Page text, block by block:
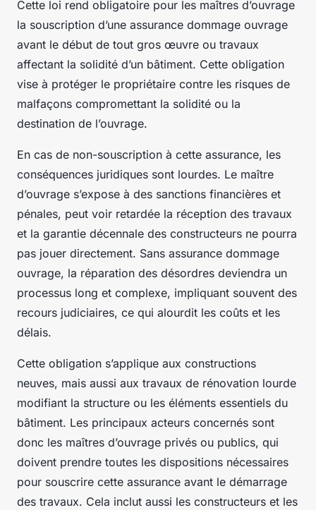
Cette loi rend obligatoire pour les maîtres d’ouvrage
la souscription d’une assurance dommage ouvrage
avant le début de tout gros œuvre ou travaux
affectant la solidité d’un bâtiment. Cette obligation
vise à protéger le propriétaire contre les risques de
malfaçons compromettant la solidité ou la
destination de l’ouvrage.
En cas de non-souscription à cette assurance, les
conséquences juridiques sont lourdes. Le maître
d’ouvrage s’expose à des sanctions financières et
pénales, peut voir retardée la réception des travaux
et la garantie décennale des constructeurs ne pourra
pas jouer directement. Sans assurance dommage
ouvrage, la réparation des désordres deviendra un
processus long et complexe, impliquant souvent des
recours judiciaires, ce qui alourdit les coûts et les
délais.
Cette obligation s’applique aux constructions
neuves, mais aussi aux travaux de rénovation lourde
modifiant la structure ou les éléments essentiels du
bâtiment. Les principaux acteurs concernés sont
donc les maîtres d’ouvrage privés ou publics, qui
doivent prendre toutes les dispositions nécessaires
pour souscrire cette assurance avant le démarrage
des travaux. Cela inclut aussi les constructeurs et les